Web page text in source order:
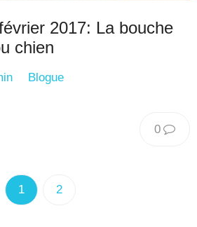
2017: La bouche
chien
Blogue
0
1 2